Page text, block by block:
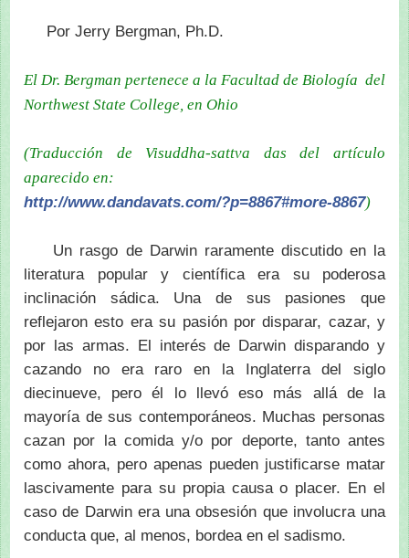
Por Jerry Bergman, Ph.D.
El Dr. Bergman pertenece a la Facultad de Biología del
Northwest State College, en Ohio
(Traducción de Visuddha-sattva das del artículo
aparecido en:
http://www.dandavats.com/?p=8867#more-8867)
Un rasgo de Darwin raramente discutido en la
literatura popular y científica era su poderosa
inclinación sádica. Una de sus pasiones que
reflejaron esto era su pasión por disparar, cazar, y
por las armas. El interés de Darwin disparando y
cazando no era raro en la Inglaterra del siglo
diecinueve, pero él lo llevó eso más allá de la
mayoría de sus contemporáneos. Muchas personas
cazan por la comida y/o por deporte, tanto antes
como ahora, pero apenas pueden justificarse matar
lascivamente para su propia causa o placer. En el
caso de Darwin era una obsesión que involucra una
conducta que, al menos, bordea en el sadismo.